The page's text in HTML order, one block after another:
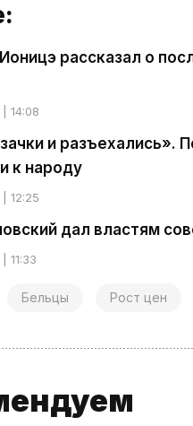
рассказал о
14:08
и разъехались».
к народу
12:25
дал властям
11:33
Бельцы Рост цен